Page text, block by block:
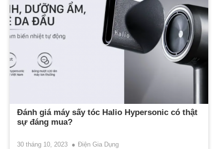
Đánh giá máy sấy tóc Halio Hypersonic có thật
sự đáng mua?
30 tháng 10, 2023 Điện Gia Dụng